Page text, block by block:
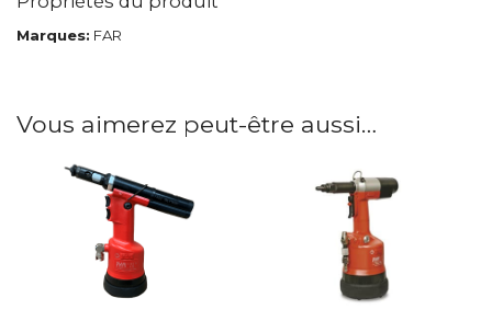
Marques: FAR
Vous aimerez peut-être aussi…